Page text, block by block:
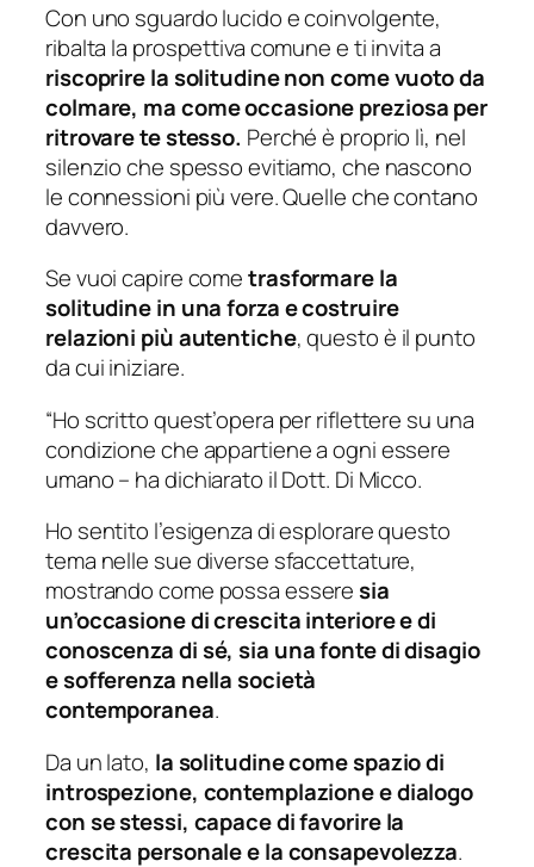
Con uno sguardo lucido e coinvolgente,
ribalta la prospettiva comune e ti invita a
riscoprire la solitudine non come vuoto da
colmare, ma come occasione preziosa per
ritrovare te stesso. Perché è proprio lì, nel
silenzio che spesso evitiamo, che nascono
le connessioni più vere. Quelle che contano
davvero.
Se vuoi capire cometrasformare la
solitudine in una forza e costruire
relazioni più autentiche, questo è il punto
da cui iniziare.
“Ho scritto quest’opera per riflettere su una
condizione che appartiene a ogni essere
umano – ha dichiarato il Dott. Di Micco.
Ho sentito l’esigenza di esplorare questo
tema nelle sue diverse sfaccettature,
mostrando come possa esseresia
un’occasione di crescita interiore e di
conoscenza di sé, sia una fonte di disagio
e sofferenza nella società
contemporanea.
Da un lato, la solitudine come spazio di
introspezione, contemplazione e dialogo
con se stessi, capace di favorire la
crescita personale e la consapevolezza.